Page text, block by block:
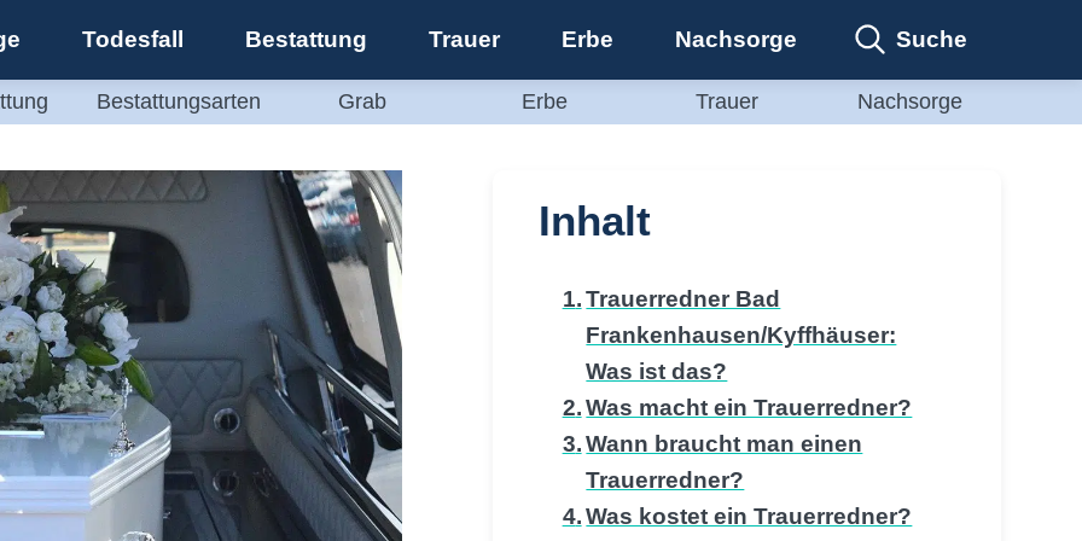
Todesfall Bestattung Trauer Erbe Nachsorge Suche
Bestattungsarten Grab Erbe Trauer Nachsorge
Inhalt
Trauerredner Bad
Frankenhausen/Kyffhäuser:
Was ist das?
Was macht ein Trauerredner?
Wann braucht man einen
Trauerredner?
Was kostet ein Trauerredner?